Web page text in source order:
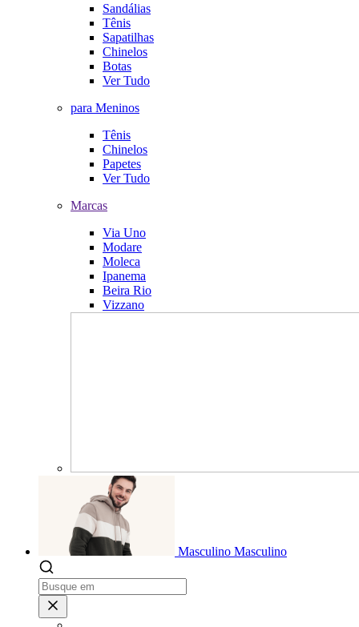
Sandálias
Tênis
Sapatilhas
Chinelos
Botas
Ver Tudo
para Meninos
Tênis
Chinelos
Papetes
Ver Tudo
Marcas
Via Uno
Modare
Moleca
Ipanema
Beira Rio
Vizzano
Masculino Masculino